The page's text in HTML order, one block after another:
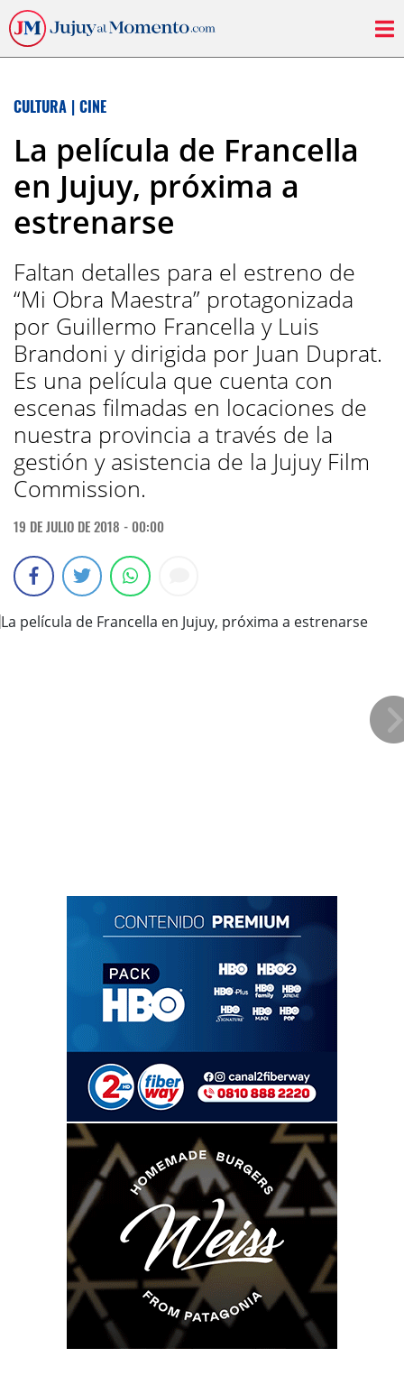
CULTURA | CINE
La película de Francella
en Jujuy, próxima a
estrenarse
Faltan detalles para el estreno de
“Mi Obra Maestra” protagonizada
por Guillermo Francella y Luis
Brandoni y dirigida por Juan Duprat.
Es una película que cuenta con
escenas filmadas en locaciones de
nuestra provincia a través de la
gestión y asistencia de la Jujuy Film
Commission.
19 DE JULIO DE 2018 - 00:00